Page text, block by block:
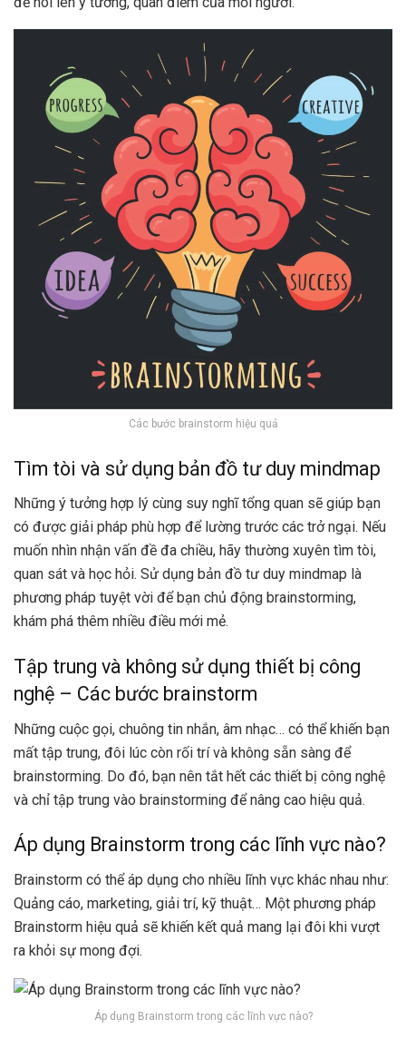
Các bước brainstorm hiệu quả
Tìm tòi và sử dụng bản đồ tư duy mindmap
Những ý tưởng hợp lý cùng suy nghĩ tổng quan sẽ giúp bạn
có được giải pháp phù hợp để lường trước các trở ngại. Nếu
muốn nhìn nhận vấn đề đa chiều, hãy thường xuyên tìm tòi,
quan sát và học hỏi. Sử dụng bản đồ tư duy mindmap là
phương pháp tuyệt vời để bạn chủ động brainstorming,
khám phá thêm nhiều điều mới mẻ.
Tập trung và không sử dụng thiết bị công
nghệ – Các bước brainstorm
Những cuộc gọi, chuông tin nhắn, âm nhạc… có thể khiến bạn
mất tập trung, đôi lúc còn rối trí và không sẵn sàng để
brainstorming. Do đó, bạn nên tắt hết các thiết bị công nghệ
và chỉ tập trung vào brainstorming để nâng cao hiệu quả.
Áp dụng Brainstorm trong các lĩnh vực nào?
Brainstorm có thể áp dụng cho nhiều lĩnh vực khác nhau như:
Quảng cáo, marketing, giải trí, kỹ thuật… Một phương pháp
Brainstorm hiệu quả sẽ khiến kết quả mang lại đôi khi vượt
ra khỏi sự mong đợi.
Áp dụng Brainstorm trong các lĩnh vực nào?